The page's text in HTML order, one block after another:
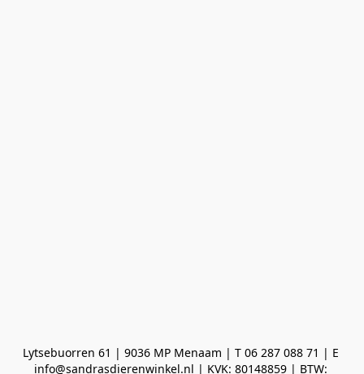
Lytsebuorren 61 | 9036 MP Menaam | T 06 287 088 71 | E
info@sandrasdierenwinkel.nl | KVK: 80148859 | BTW: